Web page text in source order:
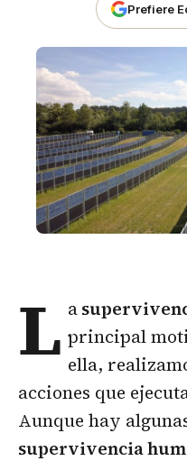
Prefiere
L a
principal
ella,
acciones que
Aunque hay
supervivencia